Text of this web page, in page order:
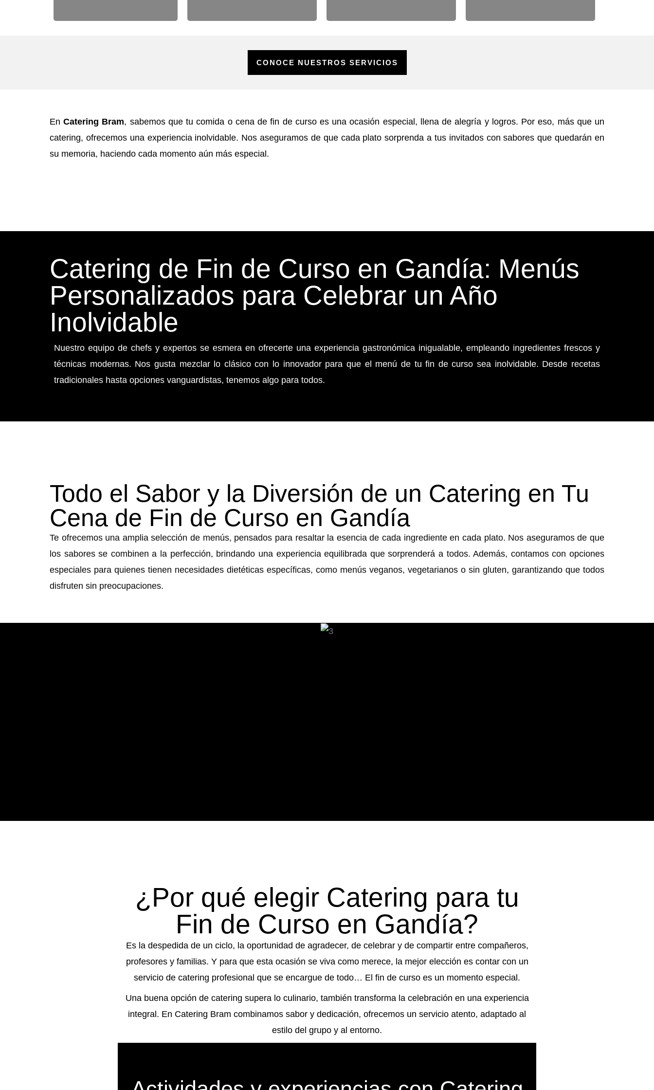
CONOCE NUESTROS SERVICIOS
EnCatering Bram, sabemos que tu comida o cena de fin de curso es una ocasión especial, llena de alegría y logros. Por eso, más que un
catering, ofrecemos una experiencia inolvidable. Nos aseguramos de que cada plato sorprenda a tus invitados con sabores que quedarán en
su memoria, haciendo cada momento aún más especial.
Catering de Fin de Curso en Gandía: Menús
Personalizados para Celebrar un Año
Inolvidable
Nuestro equipo de chefs y expertos se esmera en ofrecerte una experiencia gastronómica inigualable, empleando ingredientes frescos y
técnicas modernas. Nos gusta mezclar lo clásico con lo innovador para que el menú de tu fin de curso sea inolvidable. Desde recetas
tradicionales hasta opciones vanguardistas, tenemos algo para todos.
Todo el Sabor y la Diversión de un Catering en Tu
Cena de Fin de Curso en Gandía
Te ofrecemos una amplia selección de menús, pensados para resaltar la esencia de cada ingrediente en cada plato. Nos aseguramos de que
los sabores se combinen a la perfección, brindando una experiencia equilibrada que sorprenderá a todos. Además, contamos con opciones
especiales para quienes tienen necesidades dietéticas específicas, como menús veganos, vegetarianos o sin gluten, garantizando que todos
disfruten sin preocupaciones.
¿Por qué elegir Catering para tu
Fin de Curso en Gandía?
Es la despedida de un ciclo, la oportunidad de agradecer, de celebrar y de compartir entre compañeros,
profesores y familias. Y para que esta ocasión se viva como merece, la mejor elección es contar con un
servicio de catering profesional que se encargue de todo… El fin de curso es un momento especial.
Una buena opción de catering supera lo culinario, también transforma la celebración en una experiencia
integral. En Catering Bram combinamos sabor y dedicación, ofrecemos un servicio atento, adaptado al
estilo del grupo y al entorno.